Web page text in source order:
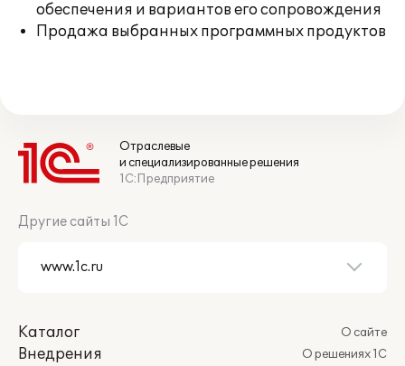
обеспечения и вариантов его сопровождения
Продажа выбранных программных продуктов
Отраслевые
и специализированные решения
1С:Предприятие
Другие сайты 1С
Каталог
Внедрения
О сайте
О решениях 1С